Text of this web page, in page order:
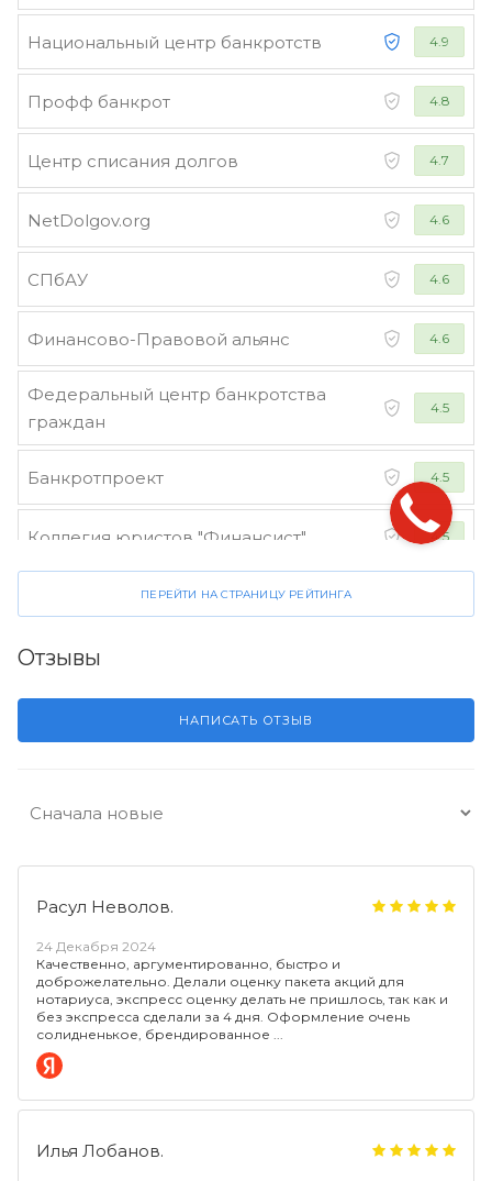
Национальный центр банкротств 4.9
Профф банкрот 4.8
Центр списания долгов 4.7
NetDolgov.org 4.6
СПбАУ 4.6
Финансово-Правовой альянс 4.6
Федеральный центр банкротства
граждан
4.5
Банкротпроект 4.5
Коллегия юристов "Финансист" 4.5
ПЕРЕЙТИ НА СТРАНИЦУ РЕЙТИНГА
Отзывы
НАПИСАТЬ ОТЗЫВ
Расул Неволов.
24 Декабря 2024
Качественно, аргументированно, быстро и
доброжелательно. Делали оценку пакета акций для
нотариуса, экспресс оценку делать не пришлось, так как и
без экспресса сделали за 4 дня. Оформление очень
солидненькое, брендированное
Илья Лобанов.